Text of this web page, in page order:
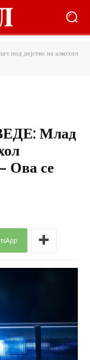
дејство на алкохол
Млад
Ова се